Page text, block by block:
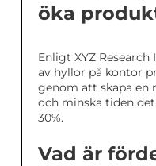
öka
Enligt XYZ
av hyllor på kontor
genom att skapa en
och minska tiden
30%.
Vad är